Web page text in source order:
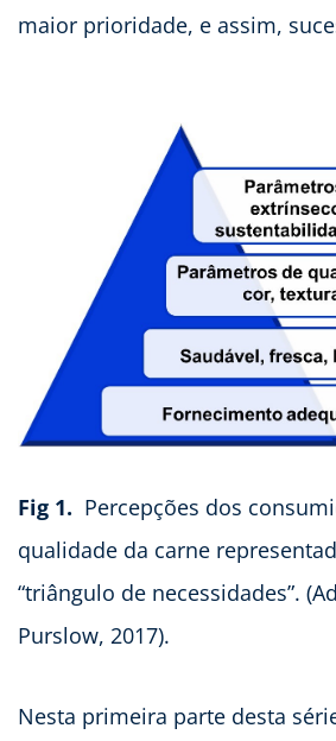
maior prioridade, e assim,
Fig 1. Percepções dos
qualidade da carne
“triângulo de necessidades”.
Purslow, 2017).
Nesta primeira parte desta